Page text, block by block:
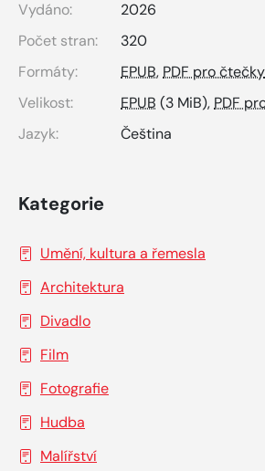
Vydáno:
2026
Počet stran:
320
Formáty:
EPUB,PDF pro čtečky
Velikost:
EPUB (3 MiB),PDF
Jazyk:
Čeština
Kategorie
Umění, kultura a řemesla
Architektura
Divadlo
Film
Fotografie
Hudba
Malířství